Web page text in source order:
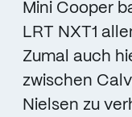
Mini Cooper
LRT NXT1
Zumal auch
zwischen
Nielsen zu